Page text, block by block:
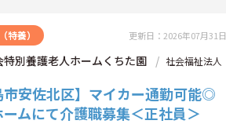
特養） 更新日：2026年07月31日
別養護老人ホームくちた園
社会福祉法人
市安佐北区】マイカー通勤可能◎
ムにて介護職募集＜正社員＞